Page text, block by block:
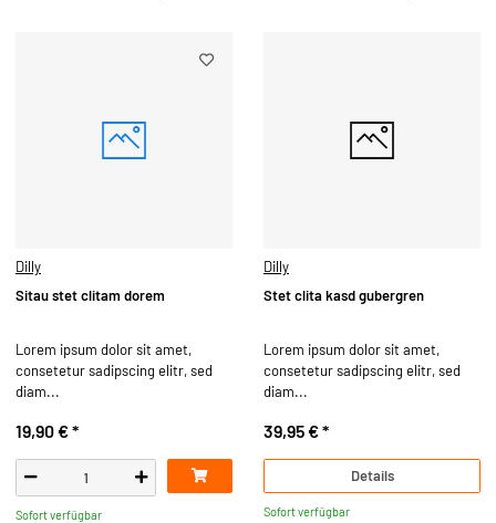
Dilly
Sitau stet clitam dorem
Lorem ipsum dolor sit amet,
consetetur sadipscing elitr, sed
diam...
19,90 €*
Sofort verfügbar
Dilly
Stet clita kasd gubergren
Lorem ipsum dolor sit amet,
consetetur sadipscing elitr, sed
diam...
39,95 €*
Details
Sofort verfügbar